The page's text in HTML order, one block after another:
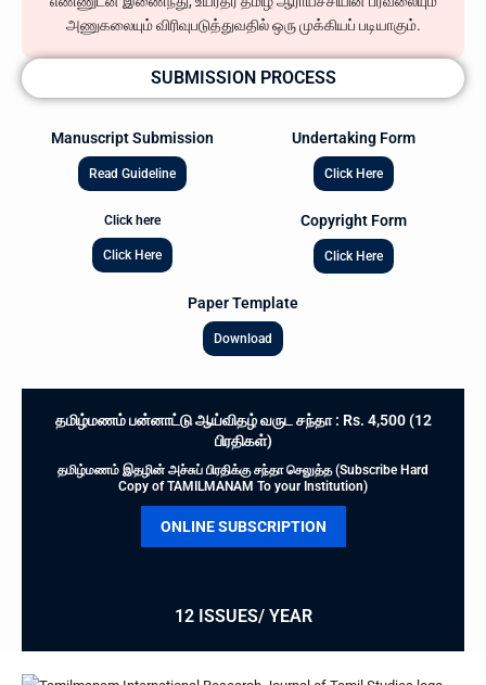
அணுகலையும் விரிவுபடுத்துவதில் ஒரு முக்கியப் படியாகும்.
SUBMISSION PROCESS
Manuscript Submission
Read Guideline
Undertaking Form
Click Here
Click here
Click Here
Copyright Form
Click Here
Paper Template
Download
தமிழ்மணம் பன்னாட்டு ஆய்விதழ் வருட சந்தா : Rs. 4,500 (12
பிரதிகள்)
தமிழ்மணம் இதழின் அச்சுப் பிரதிக்கு சந்தா செலுத்த (Subscribe Hard
Copy of TAMILMANAM To your Institution)
ONLINE SUBSCRIPTION
12 ISSUES/ YEAR